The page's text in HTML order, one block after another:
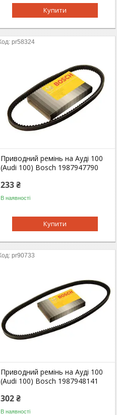
Купити
pr58324
Приводний ремінь на Ауді 100
(Audi 100) Bosch 1987947790
233 ₴
В наявності
Купити
pr90733
Приводний ремінь на Ауді 100
(Audi 100) Bosch 1987948141
302 ₴
В наявності